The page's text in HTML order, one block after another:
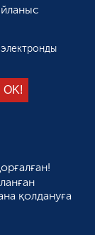
қолдануға